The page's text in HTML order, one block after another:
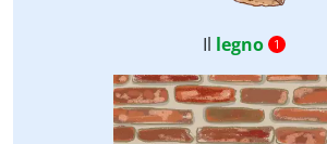
Il legno 1